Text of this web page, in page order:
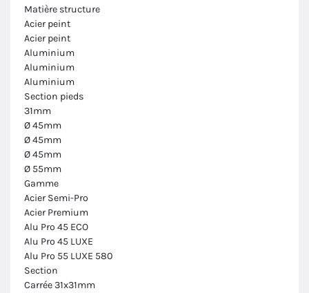
Matière structure
Acier peint
Acier peint
Aluminium
Aluminium
Aluminium
Section pieds
31mm
Ø 45mm
Ø 45mm
Ø 45mm
Ø 55mm
Gamme
Acier Semi-Pro
Acier Premium
Alu Pro 45 ECO
Alu Pro 45 LUXE
Alu Pro 55 LUXE 580
Section
Carrée 31x31mm